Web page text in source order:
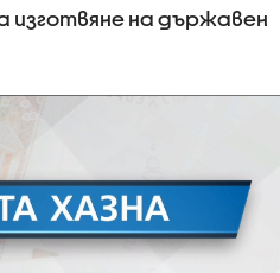
изготвяне на държавен